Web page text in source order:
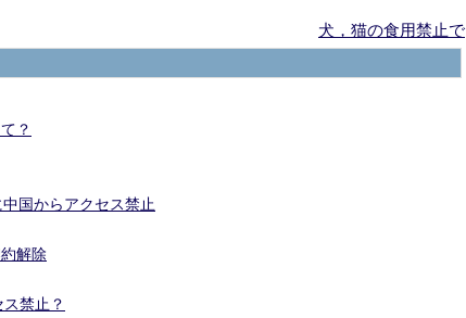
犬，猫の食用禁止で
？
国からアクセス禁止
解除
禁止？